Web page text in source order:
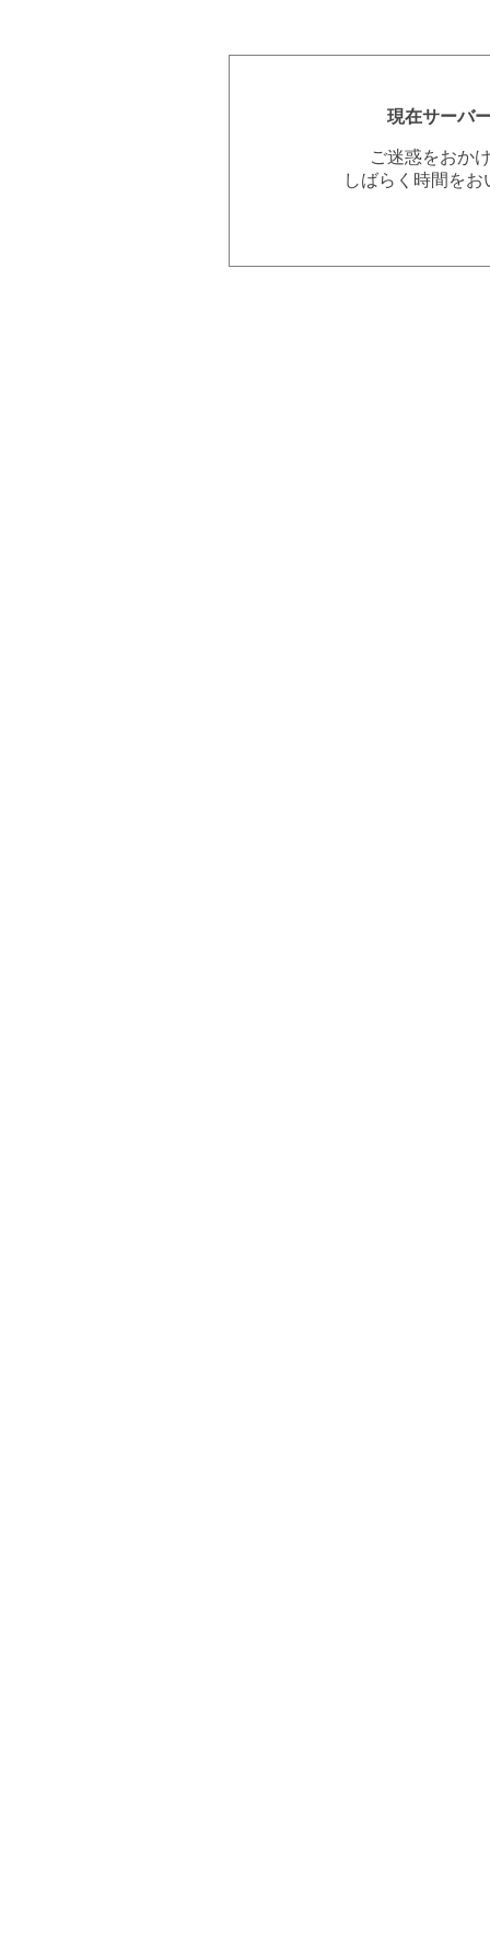
現在サーバ
ご迷惑をおか
しばらく時間を